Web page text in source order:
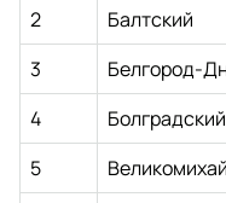
2
Балтский
3
Белгород-
4
Болградский
5